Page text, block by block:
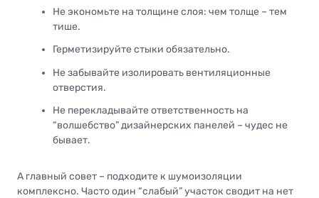
Не экономьте на толщине слоя: чем толще – тем
тише.
Герметизируйте стыки обязательно.
Не забывайте изолировать вентиляционные
отверстия.
Не перекладывайте ответственность на
“волшебство” дизайнерских панелей – чудес не
бывает.
А главный совет – подходите к шумоизоляции
комплексно. Часто один “слабый” участок сводит на нет